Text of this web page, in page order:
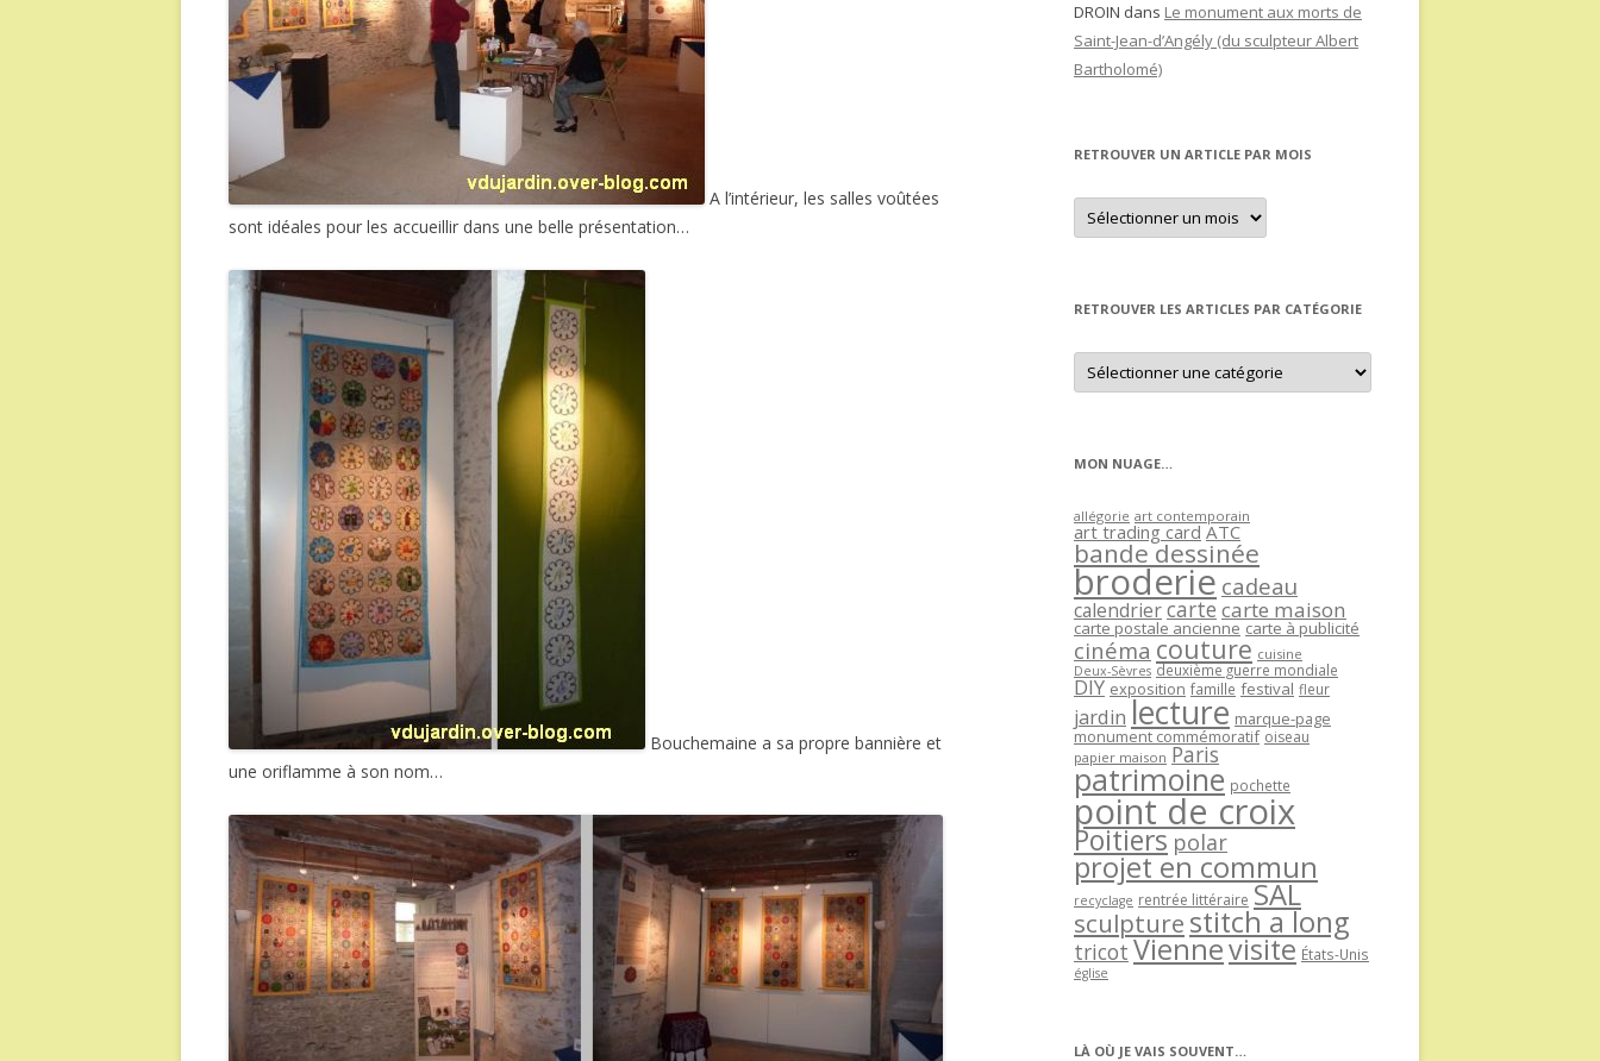
A l’intérieur, les salles voûtées
sont idéales pour les accueillir dans une belle présentation…
Bouchemaine a sa propre bannière et
une oriflamme à son nom…
DROIN dans Le monument aux morts de
Saint-Jean-d’Angély (du sculpteur Albert
Bartholomé)
RETROUVER UN ARTICLE PAR MOIS
Retrouver
un
article
RETROUVER LES ARTICLES PAR CATÉGORIE
Retrouver
les
articles
MON NUAGE…
allégorie art contemporain
art trading card ATC
bande dessinée
broderie cadeau
calendriercartecarte maison
carte postale ancienne carte à publicité
cinéma couture cuisine
Deux-Sèvres deuxième guerre mondiale
DIY exposition famille festival fleur
jardin lecture marque-page
monument commémoratif oiseau
papier maison Paris
patrimoine pochette
point de croix
Poitiers polar
projet en commun
recyclage rentrée littéraire SAL
sculpture stitch a long
tricot Viennevisite États-Unis
église
LÀ OÙ JE VAIS SOUVENT…